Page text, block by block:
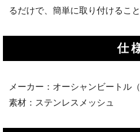
るだけで、簡単に取り付けること
仕
メーカー：オーシャンビートル
素材：ステンレスメッシュ